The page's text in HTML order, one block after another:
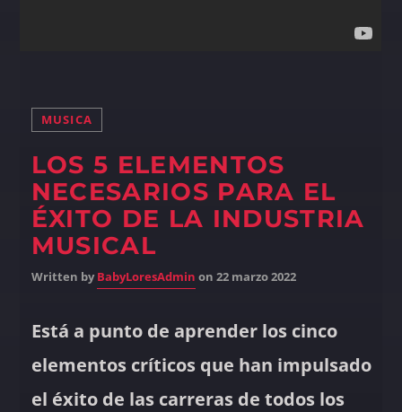
MUSICA
LOS 5 ELEMENTOS
NECESARIOS PARA EL
ÉXITO DE LA INDUSTRIA
MUSICAL
Written by BabyLoresAdmin on 22 marzo 2022
Está a punto de aprender los cinco
elementos críticos que han impulsado
el éxito de las carreras de todos los